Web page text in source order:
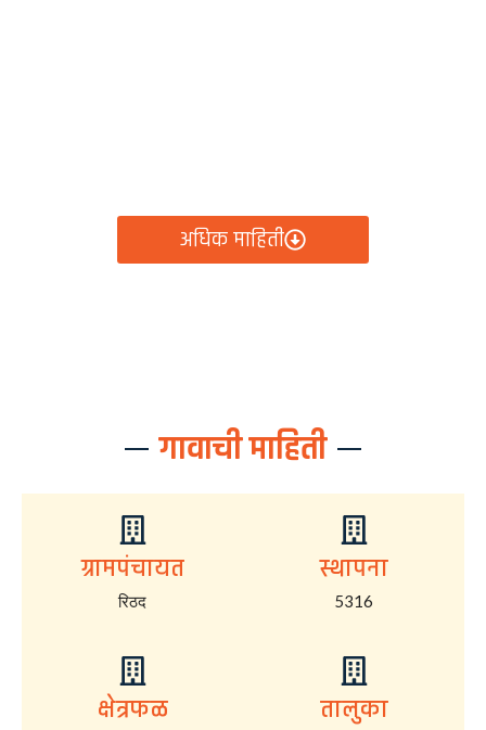
अधिक माहिती
गावाची माहिती
ग्रामपंचायत
रिठद
स्थापना
5316
क्षेत्रफळ तालुका